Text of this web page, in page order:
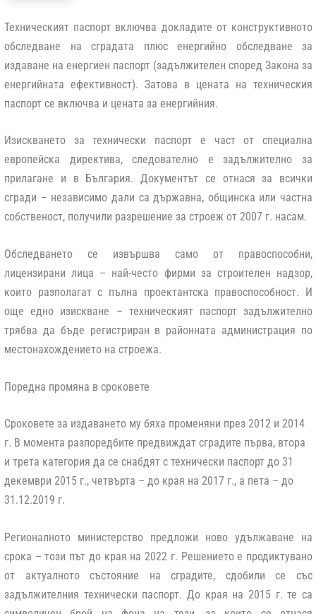
Техническият паспорт включва докладите от конструктивното
обследване на сградата плюс енергийно обследване за
издаване на енергиен паспорт (задължителен според Закона за
енергийната ефективност). Затова в цената на техническия
паспорт се включва и цената за енергийния.
Изискването за технически паспорт е част от специална
европейска директива, следователно е задължително за
прилагане и в България. Документът се отнася за всички
сгради – независимо дали са държавна, общинска или частна
собственост, получили разрешение за строеж от 2007 г. насам.
Обследването се извършва само от правоспособни,
лицензирани лица – най-често фирми за строителен надзор,
които разполагат с пълна проектантска правоспособност. И
още едно изискване – техническият паспорт задължително
трябва да бъде регистриран в районната администрация по
местонахождението на строежа.
Поредна промяна в сроковете
Сроковете за издаването му бяха променяни през 2012 и 2014
г. В момента разпоредбите предвиждат сградите първа, втора
и трета категория да се снабдят с технически паспорт до 31
декември 2015 г., четвърта – до края на 2017 г., а пета – до
31.12.2019 г.
Регионалното министерство предложи ново удължаване на
срока – този път до края на 2022 г. Решението е продиктувано
от актуалното състояние на сградите, сдобили се със
задължителния технически паспорт. До края на 2015 г. те са